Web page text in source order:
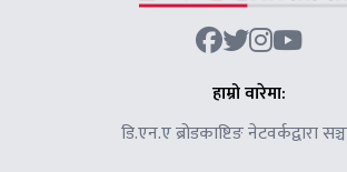
हाम्रो वारेमा:
डि.एन.ए ब्रोडकाष्टिङ नेटवर्कद्वारा